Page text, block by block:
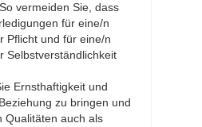
vermeiden Sie, dass
für eine/n
Pflicht und für eine/n
Selbstverständlichkeit
Ernsthaftigkeit und
zu bringen und
Qualitäten auch als